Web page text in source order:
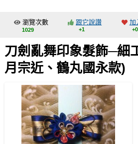
交流中心
攤位轉讓區
會員功能選單
註冊會員
登入
瀏覽次數
1029
跟它說讚
+1
加
+0
刀劍亂舞印象髮飾─細
月宗近、鶴丸國永款)